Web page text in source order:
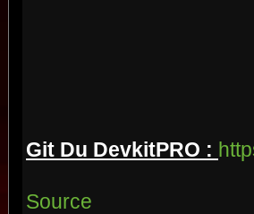
Git Du DevkitPRO :
Source